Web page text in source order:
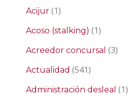
Acijur (1)
Acoso (stalking) (1)
Acreedor concursal (3)
Actualidad (541)
Administración desleal (1)